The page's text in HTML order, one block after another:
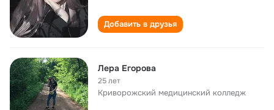
Добавить в друзья
Лера Егорова
25 лет
Криворожский медицинский колледж